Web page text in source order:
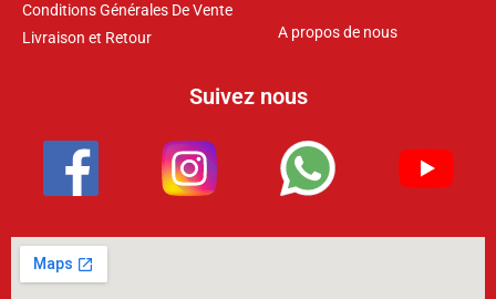
Conditions Générales De Vente
Livraison et Retour
A propos de nous
Suivez nous